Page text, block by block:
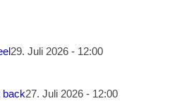
29. Juli 2026 - 12:00
back27. Juli 2026 - 12:00